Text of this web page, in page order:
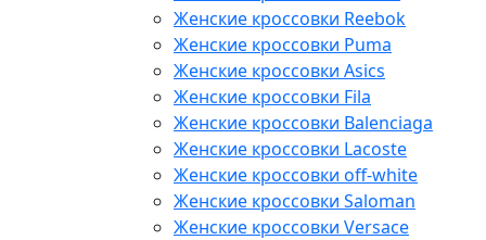
Женские кроссовки Reebok
Женские кроссовки Puma
Женские кроссовки Asics
Женские кроссовки Fila
Женские кроссовки Balenciaga
Женские кроссовки Lacoste
Женские кроссовки off-white
Женские кроссовки Saloman
Женские кроссовки Versace